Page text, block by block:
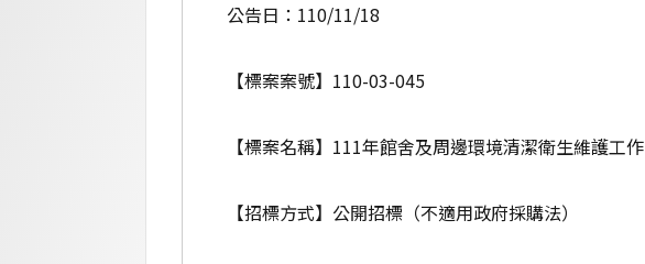
公告日：110/11/18
【標案案號】110-03-045
【標案名稱】111年館舍及周邊環境清潔衛生維護工作
【招標方式】公開招標（不適用政府採購法）